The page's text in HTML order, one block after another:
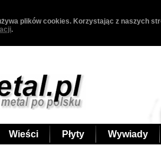
plików cookies. Korzystając z naszych
.
Wieści Płyty Wywiady